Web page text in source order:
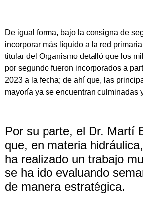
De igual forma, bajo la consigna de
incorporar más líquido a la red
titular del Organismo detalló que los
por segundo fueron incorporados a
2023 a la fecha; de ahí que, las
mayoría ya se encuentran culminadas
Por su parte, el Dr. Martí
que, en materia
ha realizado un trabajo
se ha ido evaluando
de manera estratégica.